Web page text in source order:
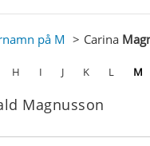
på M Carina
H I J K L M
Magnusson